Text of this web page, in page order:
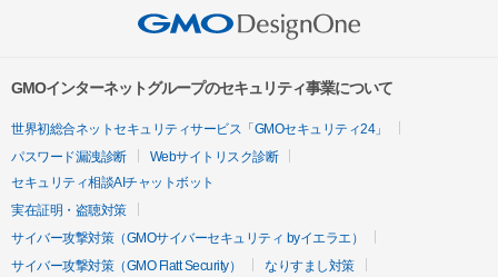
GMOインターネットグループのセキュリティ事業について
世界初総合ネットセキュリティサービス「GMOセキュリティ24」
パスワード漏洩診断
Webサイトリスク診断
セキュリティ相談AIチャットボット
実在証明・盗聴対策
サイバー攻撃対策（GMOサイバーセキュリティ byイエラエ）
サイバー攻撃対策（GMO Flatt Security）
なりすまし対策